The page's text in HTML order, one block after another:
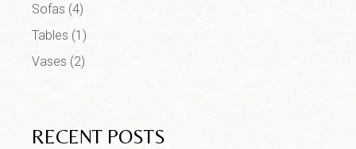
Sofas (4)
Tables (1)
Vases (2)
RECENT POSTS